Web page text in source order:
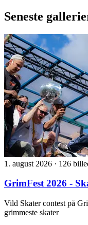
Seneste
1. august 2026 · 126
GrimFest 2026 -
Vild Skater contest på
grimmeste skater